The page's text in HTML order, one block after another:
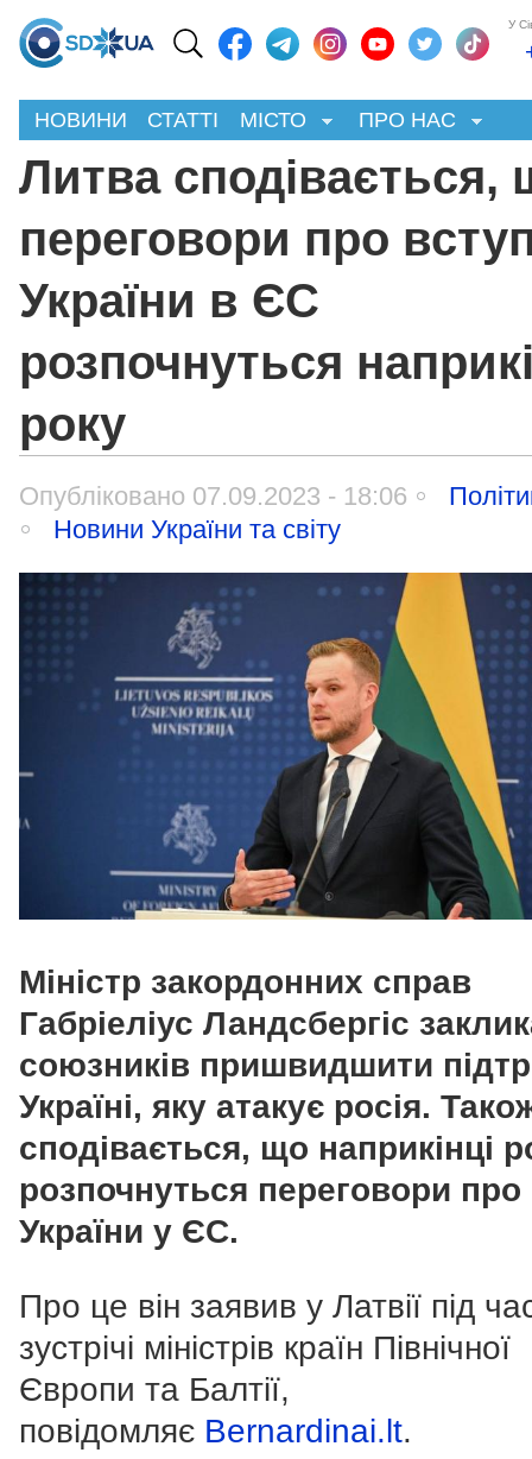
У
НОВИНИ СТАТТІ МІСТО ПРО НАС
Литва сподівається,
переговори про
України в ЄС
розпочнуться
року
Опубліковано 07.09.2023 - 18:06
Новини України та світу
Міністр закордонних справ
Габріеліус Ландсбергіс
союзників пришвидшити
Україні, яку атакує росія.
сподівається, що наприкінці
розпочнуться переговори про
України у ЄС.
Про це він заявив у Латвії під
зустрічі міністрів країн Північної
Європи та Балтії,
повідомляє Bernardinai.lt.